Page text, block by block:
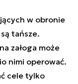
w obronie
tańsze.
załoga może
nimi operować.
cele tylko